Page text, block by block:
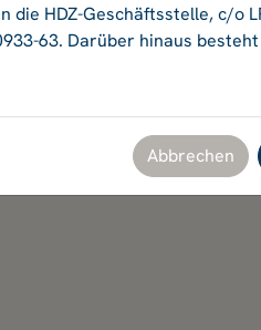
HDZ-Geschäftsstelle, c/o
63. Darüber hinaus besteht
Abbrechen